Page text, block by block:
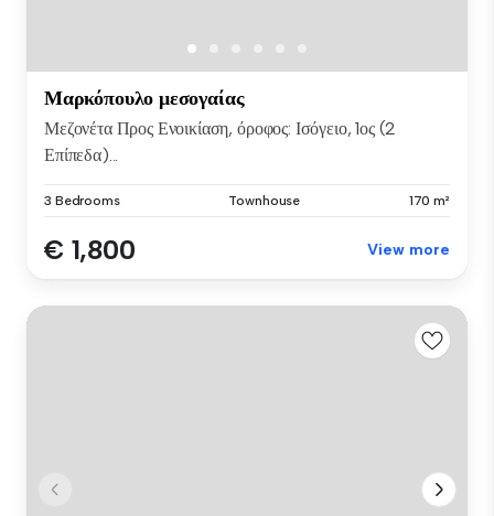
Μαρκόπουλο μεσογαίας
Μεζονέτα Προς Ενοικίαση, όροφος: Ισόγειο, 1ος (2
Επίπεδα)...
3 Bedrooms Townhouse 170 m²
€ 1,800 View more